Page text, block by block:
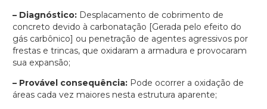
– Diagnóstico: Desplacamento de cobrimento de
concreto devido à carbonatação [Gerada pelo efeito do
gás carbônico] ou penetração de agentes agressivos por
frestas e trincas, que oxidaram a armadura e provocaram
sua expansão;
– Provável consequência: Pode ocorrer a oxidação de
áreas cada vez maiores nesta estrutura aparente;